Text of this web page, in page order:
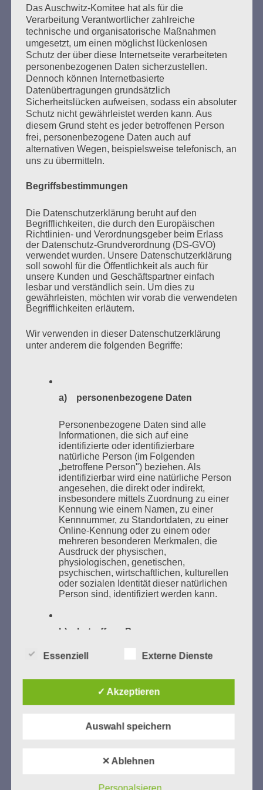
Beiträge
Der 8. Mai muss ein Feiertag werden. Arbeiten wir
daran!
Esther Bejarano - 3. Mai 2021
SUCHEN
NACH:
MARATHONLESUNG AUS DEN
VERBRANNTEN BÜCHERN
Zum 26. Mal gibt es eine Marathonlesung anlässlich
des Gedenkens an die Verbrennung von Büchern am
Kaifu-Ufer – genau an dem Ort, wo im Mai 1933 NS-
Studentenorganisationen und Burschenschaftler
Bücher verbrannten.
Weitere Informationen: lesezeichen-setzen.de
GEDENKEN UND ERINNERN BEGINNT IN
UNSERER NACHBARSCHAFT
Zum 13. Monat des Gedenkens in Hamburg-
Gedenken als Erinnerung für eine Zukunft, die ein
Vom 20. April bis 14. Juni 2026
Das Auschwitz-Komitee hat als für die
Verarbeitung Verantwortlicher zahlreiche
technische und organisatorische Maßnahmen
umgesetzt, um einen möglichst lückenlosen
Schutz der über diese Internetseite verarbeiteten
personenbezogenen Daten sicherzustellen.
Dennoch können Internetbasierte
Datenübertragungen grundsätzlich
Sicherheitslücken aufweisen, sodass ein absoluter
Schutz nicht gewährleistet werden kann. Aus
diesem Grund steht es jeder betroffenen Person
frei, personenbezogene Daten auch auf
alternativen Wegen, beispielsweise telefonisch, an
uns zu übermitteln.
Begriffsbestimmungen
Die Datenschutzerklärung beruht auf den
Begrifflichkeiten, die durch den Europäischen
Richtlinien- und Verordnungsgeber beim Erlass
der Datenschutz-Grundverordnung (DS-GVO)
verwendet wurden. Unsere Datenschutzerklärung
soll sowohl für die Öffentlichkeit als auch für
unsere Kunden und Geschäftspartner einfach
lesbar und verständlich sein. Um dies zu
gewährleisten, möchten wir vorab die verwendeten
Begrifflichkeiten erläutern.
Wir verwenden in dieser Datenschutzerklärung
unter anderem die folgenden Begriffe:
a) personenbezogene Daten
Personenbezogene Daten sind alle
Informationen, die sich auf eine
identifizierte oder identifizierbare
natürliche Person (im Folgenden
„betroffene Person") beziehen. Als
identifizierbar wird eine natürliche Person
angesehen, die direkt oder indirekt,
insbesondere mittels Zuordnung zu einer
Kennung wie einem Namen, zu einer
Kennnummer, zu Standortdaten, zu einer
Online-Kennung oder zu einem oder
mehreren besonderen Merkmalen, die
Ausdruck der physischen,
physiologischen, genetischen,
psychischen, wirtschaftlichen, kulturellen
oder sozialen Identität dieser natürlichen
Person sind, identifiziert werden kann.
b) betroffene Person
Betroffene Person ist jede identifizierte
deren personenbezogene Daten von dem
für die Verarbeitung Verantwortlichen
Verarbeitung ist jeder mit oder ohne Hilfe
Vorgang oder jede solche Vorgangsreihe
Essenziell Externe Dienste
✓ Akzeptieren
Auswahl speichern
✕ Ablehnen
Personalsieren